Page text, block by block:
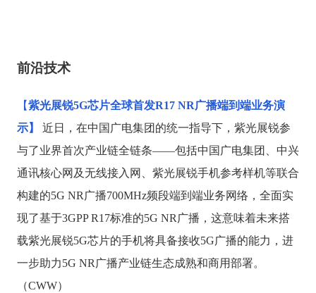
前沿技术
【紫光展锐5G芯片全球首发R17 NR广播端到端业务演
示】
近日，在中国广电集团的统一指导下，紫光展锐参
与了业界首次产业链全链条——包括中国广电集团、中兴
通讯核心网及无线接入网、紫光展锐手机参考样机等联合
构建的5G NR广播700MHz频段端到端业务网络，全面实
现了基于3GPP R17标准的5G NR广播，这意味着未来搭
载紫光展锐5G芯片的手机将具备接收5G广播的能力，进
一步助力5G NR广播产业链生态成熟和商用部署。
（CWW）